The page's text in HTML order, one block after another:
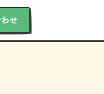
せ